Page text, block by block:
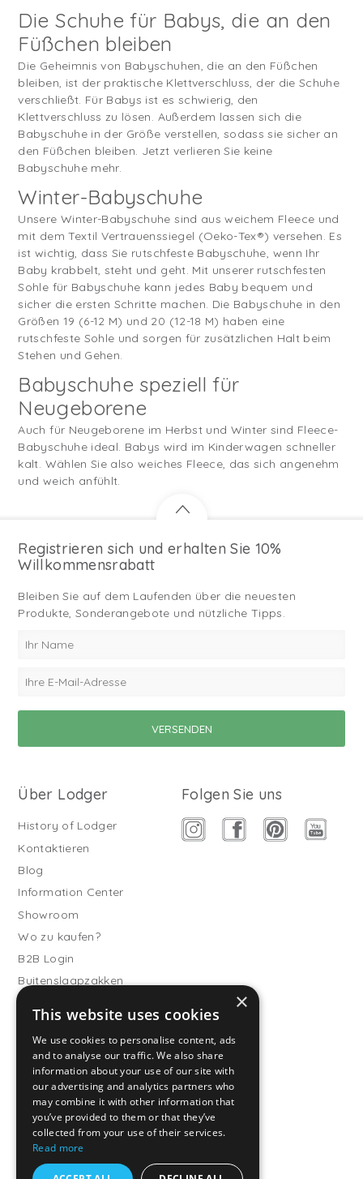
Die Schuhe für Babys, die an den
Füßchen bleiben
Die Geheimnis von Babyschuhen, die an den Füßchen
bleiben, ist der praktische Klettverschluss, der die Schuhe
verschließt. Für Babys ist es schwierig, den
Klettverschluss zu lösen. Außerdem lassen sich die
Babyschuhe in der Größe verstellen, sodass sie sicher an
den Füßchen bleiben. Jetzt verlieren Sie keine
Babyschuhe mehr.
Winter-Babyschuhe
Unsere Winter-Babyschuhe sind aus weichem Fleece und
mit dem Textil Vertrauenssiegel (Oeko-Tex®) versehen. Es
ist wichtig, dass Sie rutschfeste Babyschuhe, wenn Ihr
Baby krabbelt, steht und geht. Mit unserer rutschfesten
Sohle für Babyschuhe kann jedes Baby bequem und
sicher die ersten Schritte machen. Die Babyschuhe in den
Größen 19 (6-12 M) und 20 (12-18 M) haben eine
rutschfeste Sohle und sorgen für zusätzlichen Halt beim
Stehen und Gehen.
Babyschuhe speziell für
Neugeborene
Auch für Neugeborene im Herbst und Winter sind Fleece-
Babyschuhe ideal. Babys wird im Kinderwagen schneller
kalt. Wählen Sie also weiches Fleece, das sich angenehm
und weich anfühlt.
Registrieren sich und erhalten Sie 10%
Willkommensrabatt
Bleiben Sie auf dem Laufenden über die neuesten
Produkte, Sonderangebote und nützliche Tipps.
Über Lodger
History of Lodger
Kontaktieren
Blog
Information Center
Showroom
Wo zu kaufen?
B2B Login
Buitenslaapzakken
Kundendienst
Häufig gestellte Fragen
Versand & Lieferung
Rückgabe
Zahlungsarten
Allgemeine
Geschäftsbedingungen
Folgen Sie uns
×
This website uses cookies
We use cookies to personalise content, ads
and to analyse our traffic. We also share
information about your use of our site with
our advertising and analytics partners who
may combine it with other information that
you’ve provided to them or that they’ve
collected from your use of their services.
Read more